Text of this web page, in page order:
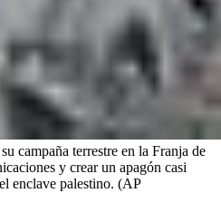
campaña terrestre en la Franja de
y crear un apagón casi
enclave palestino. (AP